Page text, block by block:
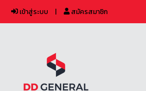
เข้าสู่ระบบ สมัครสมาชิก